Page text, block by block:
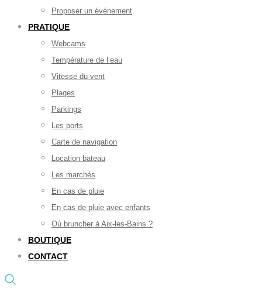
Proposer un événement
PRATIQUE
Webcams
Température de l’eau
Vitesse du vent
Plages
Parkings
Les ports
Carte de navigation
Location bateau
Les marchés
En cas de pluie
En cas de pluie avec enfants
Où bruncher à Aix-les-Bains ?
BOUTIQUE
CONTACT